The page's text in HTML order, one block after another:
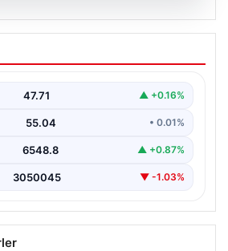
ilk kadın
oldu
Kadın Paşa Oldu”,…
47.71 ▲ +0.16%
55.04 • 0.01%
6548.8 ▲ +0.87%
3050045 ▼ -1.03%